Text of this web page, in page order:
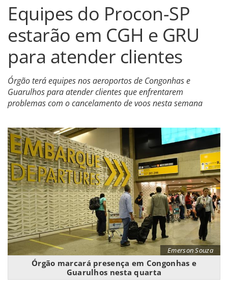
Equipes do Procon-SP
estarão em CGH e GRU
para atender clientes
Órgão terá equipes nos aeroportos de Congonhas e
Guarulhos para atender clientes que enfrentarem
problemas com o cancelamento de voos nesta semana
Emerson Souza
Órgão marcará presença em Congonhas e
Guarulhos nesta quarta